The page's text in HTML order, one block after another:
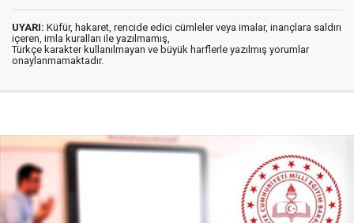
UYARI: Küfür, hakaret, rencide edici cümleler veya imalar, inançlara saldırı
içeren, imla kuralları ile yazılmamış,
Türkçe karakter kullanılmayan ve büyük harflerle yazılmış yorumlar
onaylanmamaktadır.